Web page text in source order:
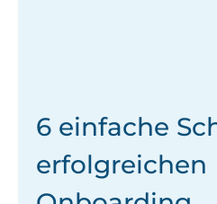
6 einfache
erfolgreichen